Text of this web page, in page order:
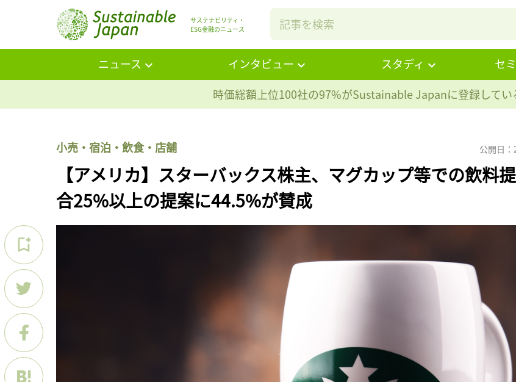
サステナビリティ・
ESG金融のニュース
ニュース インタビュー スタディ セ
時価総額上位100社の97%がSustainable Japanに登録してい
小売・宿泊・飲食・店舗 公開日
【アメリカ】スターバックス株主、マグカップ等での飲料
合25%以上の提案に44.5%が賛成